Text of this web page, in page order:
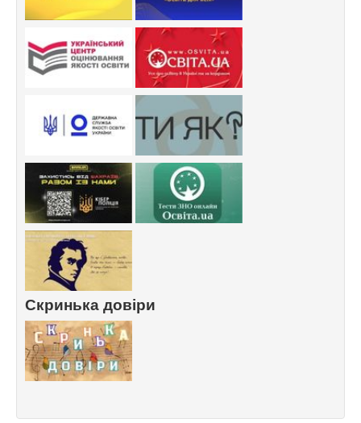
Скринька довіри